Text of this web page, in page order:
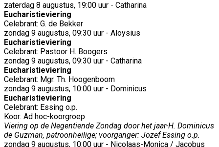
zaterdag 8 augustus, 19:00 uur - Catharina
Eucharistieviering
Celebrant: G. de Bekker
zondag 9 augustus, 09:30 uur - Aloysius
Eucharistieviering
Celebrant: Pastoor H. Boogers
zondag 9 augustus, 09:30 uur - Catharina
Eucharistieviering
Celebrant: Mgr. Th. Hoogenboom
zondag 9 augustus, 10:00 uur - Dominicus
Eucharistieviering
Celebrant: Essing o.p.
Koor: Ad hoc-koorgroep
Viering op de Negentiende Zondag door het jaar-H. Dominicus
de Guzman, patroonheilige; voorganger: Jozef Essing o.p.
zondag 9 augustus, 10:00 uur - Nicolaas-Monica / Jacobus